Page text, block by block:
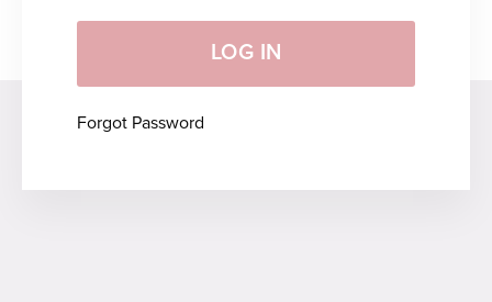
Forgot Password